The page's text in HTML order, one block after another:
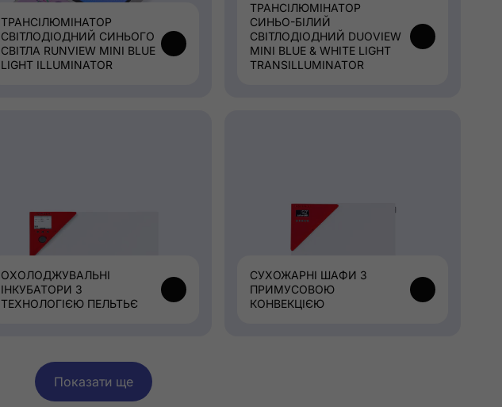
ТРАНСІЛЮМІНАТОР
СВІТЛОДІОДНИЙ СИНЬОГО
СВІТЛА RUNVIEW MINI BLUE
LIGHT ILLUMINATOR
ТРАНСІЛЮМІНАТОР
СИНЬО-БІЛИЙ
СВІТЛОДІОДНИЙ DUOVIEW
MINI BLUE & WHITE LIGHT
TRANSILLUMINATOR
ОХОЛОДЖУВАЛЬНІ
ІНКУБАТОРИ З
ТЕХНОЛОГІЄЮ ПЕЛЬТЬЄ
СУХОЖАРНІ ШАФИ З
ПРИМУСОВОЮ
КОНВЕКЦІЄЮ
Показати ще